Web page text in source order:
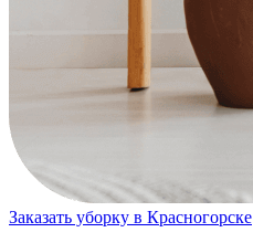
Заказать уборку в Красногорске